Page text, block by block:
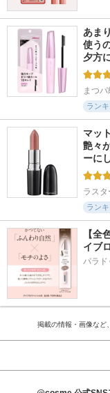
あま
使う
夕方
まつ
ラン
マッ
艶々
ーに
ラス
ラン
【全
イブ
パラド
掲載の情報・画像など